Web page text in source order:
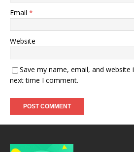
Email *
Website
Save my name, email, and
next time I comment.